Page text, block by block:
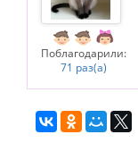
Поблагодарили:
71 раз(а)